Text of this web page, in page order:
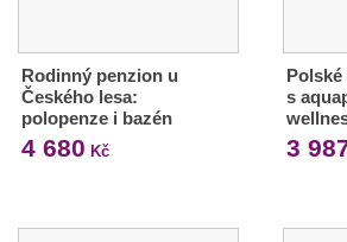
Rodinný penzion u
Českého lesa:
polopenze i bazén
4 680 Kč
s
3